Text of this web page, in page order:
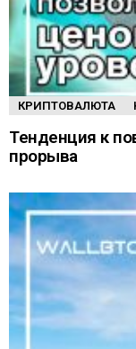
КРИПТОВАЛЮТА
Тенденция к
прорыва